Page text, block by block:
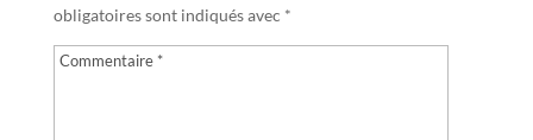
obligatoires sont indiqués avec *